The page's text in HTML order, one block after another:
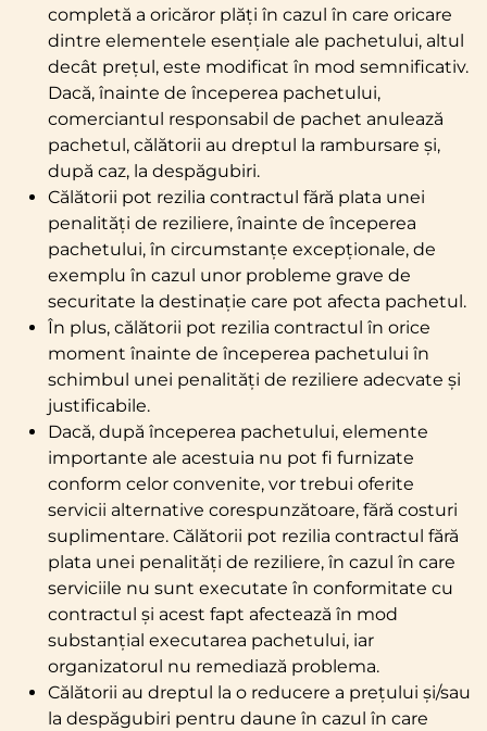
completă a oricăror plăți în cazul în care oricare
dintre elementele esențiale ale pachetului, altul
decât prețul, este modificat în mod semnificativ.
Dacă, înainte de începerea pachetului,
comerciantul responsabil de pachet anulează
pachetul, călătorii au dreptul la rambursare și,
după caz, la despăgubiri.
Călătorii pot rezilia contractul fără plata unei
penalități de reziliere, înainte de începerea
pachetului, în circumstanțe excepționale, de
exemplu în cazul unor probleme grave de
securitate la destinație care pot afecta pachetul.
În plus, călătorii pot rezilia contractul în orice
moment înainte de începerea pachetului în
schimbul unei penalități de reziliere adecvate și
justificabile.
Dacă, după începerea pachetului, elemente
importante ale acestuia nu pot fi furnizate
conform celor convenite, vor trebui oferite
servicii alternative corespunzătoare, fără costuri
suplimentare. Călătorii pot rezilia contractul fără
plata unei penalități de reziliere, în cazul în care
serviciile nu sunt executate în conformitate cu
contractul și acest fapt afectează în mod
substanțial executarea pachetului, iar
organizatorul nu remediază problema.
Călătorii au dreptul la o reducere a prețului și/sau
la despăgubiri pentru daune în cazul în care